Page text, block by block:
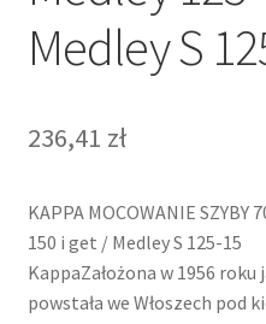
Medley S
236,41 zł
KAPPA MOCOWANIE SZYBY
150 i get / Medley S 125-15
KappaZałożona w 1956 roku
powstała we Włoszech pod